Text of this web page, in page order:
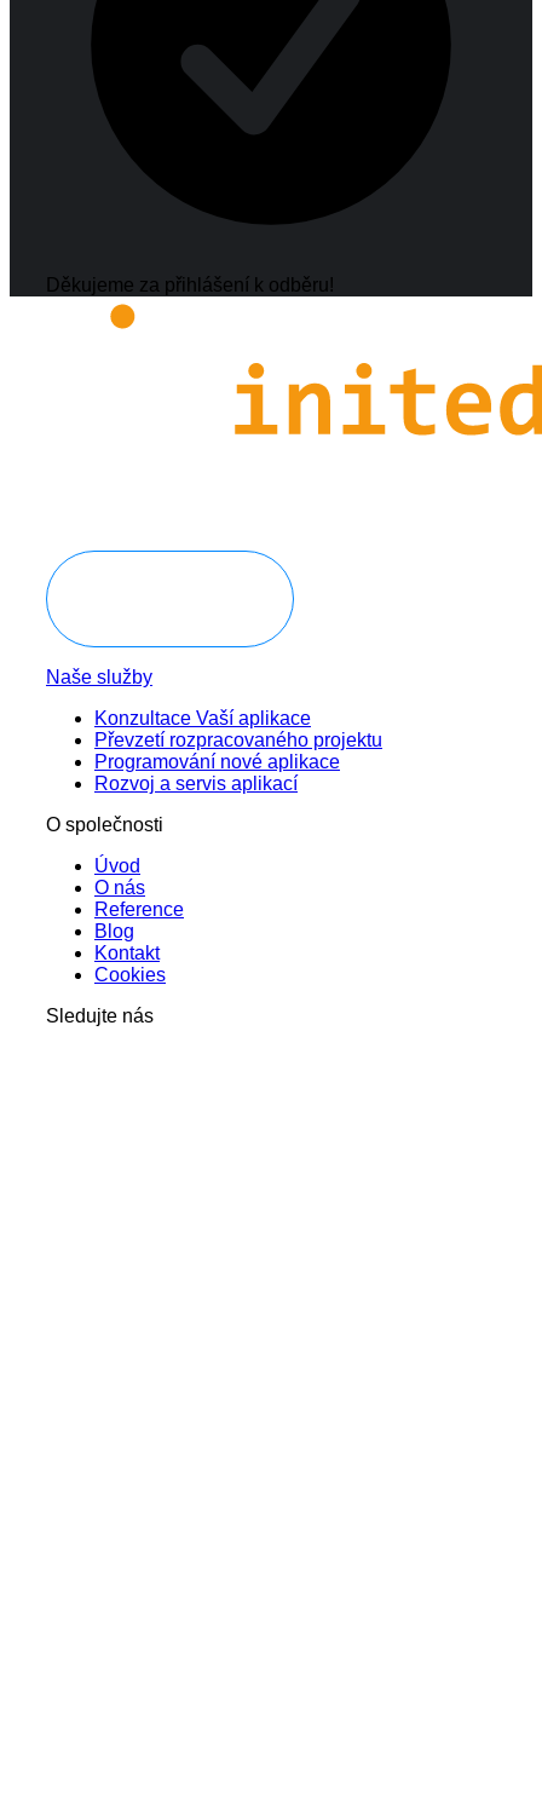
Děkujeme za přihlášení k odběru!
Naše služby
Konzultace Vaší aplikace
Převzetí rozpracovaného projektu
Programování nové aplikace
Rozvoj a servis aplikací
O společnosti
Úvod
O nás
Reference
Blog
Kontakt
Cookies
Sledujte nás